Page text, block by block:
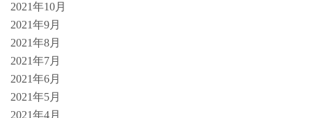
2021年10月
2021年9月
2021年8月
2021年7月
2021年6月
2021年5月
2021年4月